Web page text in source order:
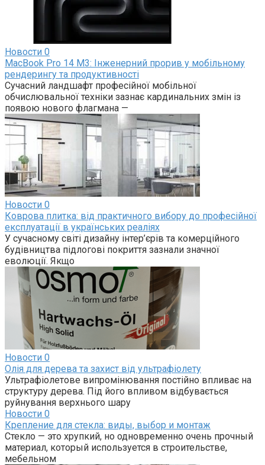
Новости 0
MacBook Pro 14 M3: Інженерний прорив у мобільному
рендерингу та продуктивності
Сучасний ландшафт професійної мобільної
обчислювальної техніки зазнає кардинальних змін із
появою нового флагмана —
Новости 0
Коврова плитка: від практичного вибору до професійної
експлуатації в українських реаліях
У сучасному світі дизайну інтер’єрів та комерційного
будівництва підлогові покриття зазнали значної
еволюції. Якщо
Новости 0
Олія для дерева та захист від ультрафіолету
Ультрафіолетове випромінювання постійно впливає на
структуру дерева. Під його впливом відбувається
руйнування верхнього шару
Новости 0
Крепление для стекла: виды, выбор и монтаж
Стекло — это хрупкий, но одновременно очень прочный
материал, который используется в строительстве,
мебельном